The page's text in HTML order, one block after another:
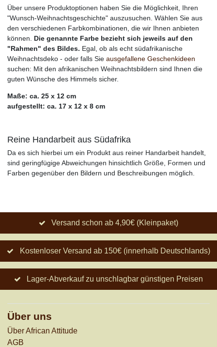
Über unsere Produktoptionen haben Sie die Möglichkeit, Ihren
"Wunsch-Weihnachtsgeschichte" auszusuchen. Wählen Sie aus
den verschiedenen Farbkombinationen, die wir Ihnen anbieten
können. Die genannte Farbe bezieht sich jeweils auf den
"Rahmen" des Bildes. Egal, ob als echt südafrikanische
Weihnachtsdeko - oder falls Sie ausgefallene Geschenkideen
suchen: Mit den afrikanischen Weihnachtsbildern sind Ihnen die
guten Wünsche des Himmels sicher.
Maße: ca. 25 x 12 cm
aufgestellt: ca. 17 x 12 x 8 cm
Reine Handarbeit aus Südafrika
Da es sich hierbei um ein Produkt aus reiner Handarbeit handelt,
sind geringfügige Abweichungen hinsichtlich Größe, Formen und
Farben gegenüber den Bildern und Beschreibungen möglich.
Versand schon ab 4,90€ (Kleinpaket)
Kostenloser Versand ab 150€ (innerhalb Deutschlands)
Lager-Abverkauf zu unschlagbar günstigen Preisen
Über uns
Über African Attitude
AGB